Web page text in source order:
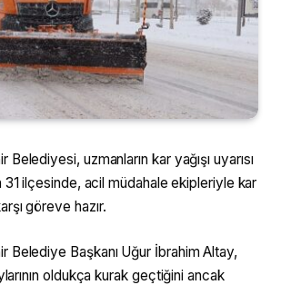
uzmanların kar yağışı uyarısı
31 ilçesinde, acil müdahale ekipleriyle kar
göreve hazır.
Belediye Başkanı Uğur İbrahim Altay,
oldukça kurak geçtiğini ancak